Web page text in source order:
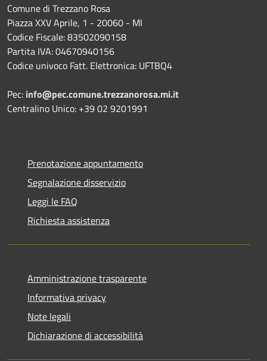
Comune di Trezzano Rosa
Piazza XXV Aprile, 1 - 20060 - MI
Codice Fiscale: 83502090158
Partita IVA: 04670940156
Codice univoco Fatt. Elettronica: UFTBQ4
Pec: info@pec.comune.trezzanorosa.mi.it
Centralino Unico: +39 02 9201991
Prenotazione appuntamento
Segnalazione disservizio
Leggi le FAQ
Richiesta assistenza
Amministrazione trasparente
Informativa privacy
Note legali
Dichiarazione di accessibilità